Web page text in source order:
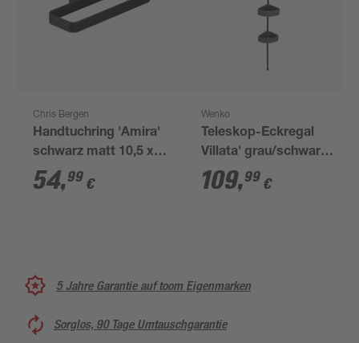
Chris Bergen
Handtuchring 'Amira'
schwarz matt 10,5 x
22 x 2 cm
54,99 €
Wenko
Teleskop-Eckregal
Villata' grau/schwarz
3 Körbe 78-275 cm
109,99 €
5 Jahre Garantie auf toom Eigenmarken
Sorglos, 90 Tage Umtauschgarantie